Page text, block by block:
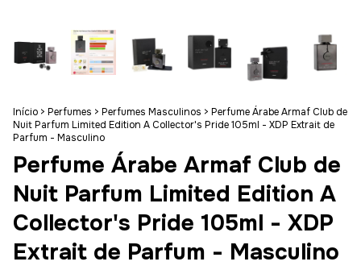
Início > Perfumes > Perfumes Masculinos > Perfume Árabe Armaf Club de
Nuit Parfum Limited Edition A Collector's Pride 105ml - XDP Extrait de
Parfum - Masculino
Perfume Árabe Armaf Club de
Nuit Parfum Limited Edition A
Collector's Pride 105ml - XDP
Extrait de Parfum - Masculino